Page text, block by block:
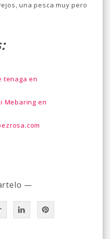
una pesca muy pero
tenaga en
Mebaring en
—